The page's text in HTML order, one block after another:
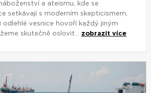
a ateismu, kde se
setkávají s moderním skepticismem,
odlehlé vesnice hovoří každý jiným
skutečně oslovit... zobrazit více